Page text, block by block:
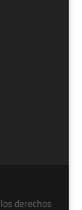
derechos